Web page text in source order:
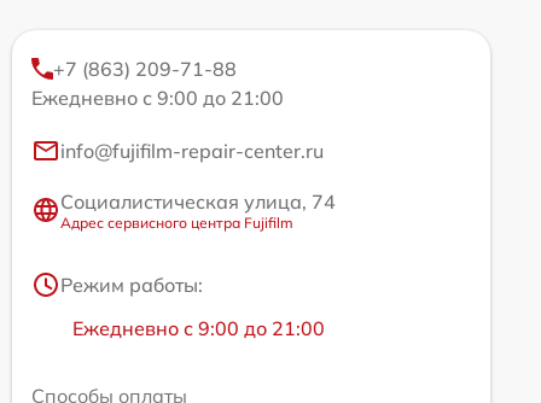
+7 (863) 209-71-88
Ежедневно с 9:00 до 21:00
info@fujifilm-repair-center.ru
Социалистическая улица, 74
Адрес сервисного центра Fujifilm
Режим работы:
Ежедневно с 9:00 до 21:00
Способы оплаты